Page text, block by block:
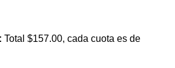
Total $157.00, cada cuota es de